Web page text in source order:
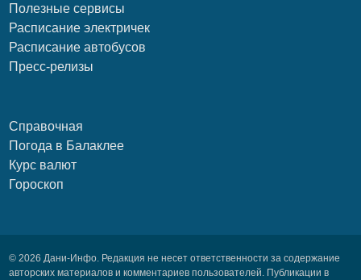
Полезные сервисы
Расписание электричек
Расписание автобусов
Пресс-релизы
Справочная
Погода в Балаклее
Курс валют
Гороскоп
© 2026 Дани-Инфо. Редакция не несет ответственности за содержание
авторских материалов и комментариев пользователей. Публикации в